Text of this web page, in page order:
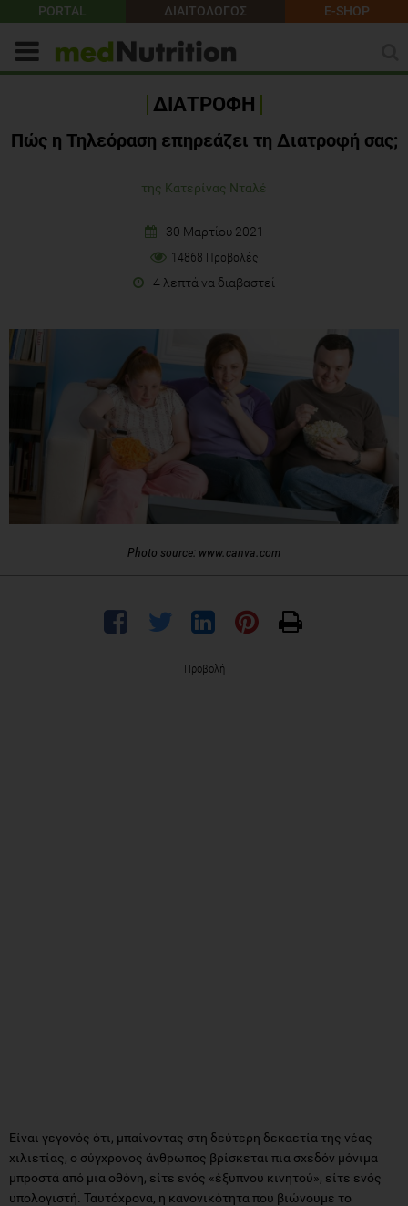
PORTAL ΔΙΑΙΤΟΛΟΓΟΣ E-SHOP
ΔΙΑΤΡΟΦΗ
Πώς η Τηλεόραση επηρεάζει τη Διατροφή σας;
της Κατερίνας Νταλέ
30 Μαρτίου 2021
14868 Προβολές
4 λεπτά να διαβαστεί
Photo source: www.canva.com
Προβολή
Είναι γεγονός ότι, μπαίνοντας στη δεύτερη δεκαετία της νέας
χιλιετίας, ο σύγχρονος άνθρωπος βρίσκεται πια σχεδόν μόνιμα
μπροστά από μια οθόνη, είτε ενός «έξυπνου κινητού», είτε ενός
υπολογιστή. Ταυτόχρονα, η κανονικότητα που βιώνουμε το